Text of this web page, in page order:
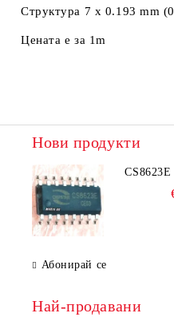
Структура 7 x 0.193 mm
Цената е за 1m
Нови продукти
CS8623E
Абонирай се
Най-продавани